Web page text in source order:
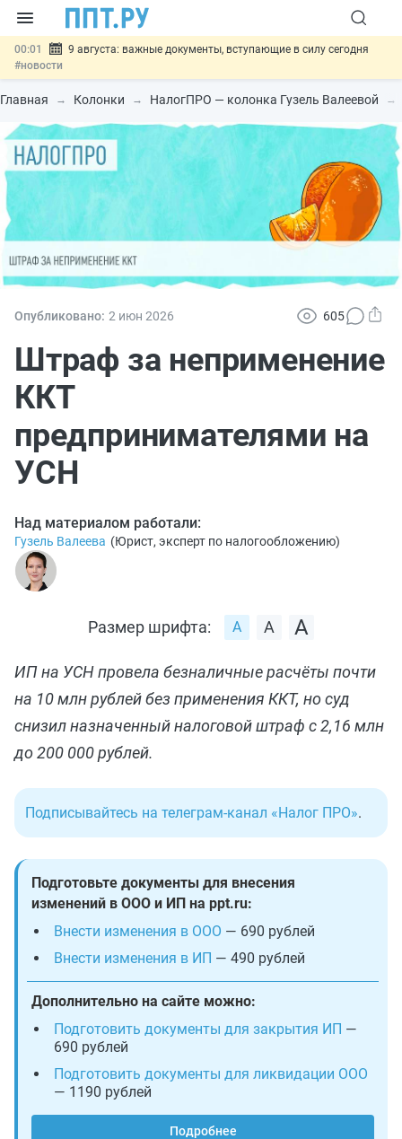
00:01
9 августа: важные документы, вступающие в силу сегодня
#новости
07.08 Подписан закон о блокировке продажи опасных товаров через
«Честный знак»#новости
07.08
Госпошлину за устранение ошибок в документах предлагают
отменить
#новости
07.08
Важно
Разработают единые критерии трудовых и ГПХ-
#новости
Главная Колонки НалогПРО — колонка Гузель Валеевой
Опубликовано: 2 июн 2026 605
Штраф за неприменение
ККТ
предпринимателями на
УСН
Над материалом работали:
Гузель Валеева (Юрист, эксперт по налогообложению)
Размер шрифта:
ИП на УСН провела безналичные расчёты почти
на 10 млн рублей без применения ККТ, но суд
снизил назначенный налоговой штраф с 2,16 млн
до 200 000 рублей.
Подписывайтесь на телеграм-канал «Налог ПРО».
Подготовьте документы для внесения
изменений в ООО и ИП на ppt.ru:
Внести изменения в ООО — 690 рублей
Внести изменения в ИП — 490 рублей
Дополнительно на сайте можно:
Подготовить документы для закрытия ИП —
690 рублей
Подготовить документы для ликвидации ООО
— 1190 рублей
Подробнее